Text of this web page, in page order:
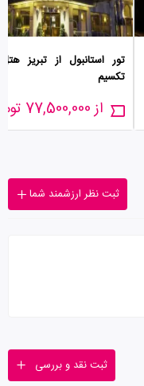
تور استانبول از تبریز
تکسیم
از 77,500,000 تومان
ثبت نظر ارزشمند شما
ثبت نقد و بررسی